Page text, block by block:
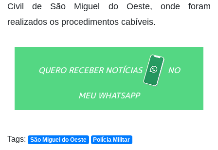
Civil de São Miguel do Oeste, onde foram
realizados os procedimentos cabíveis.
QUERO RECEBER NOTÍCIAS NO
MEU WHATSAPP
Tags: São Miguel do Oeste Polícia Militar